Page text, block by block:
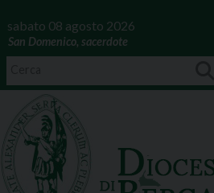
sabato 08 agosto 2026
San Domenico, sacerdote